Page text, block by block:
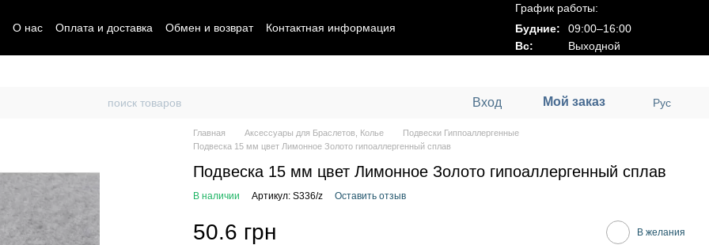
О нас Оплата и доставка Обмен и возврат Контактная информация
График работы:
Будние:
09:00–16:00
Вс:
Выходной
Вход Мой заказ Рус
Главная Аксессуары для Браслетов, Колье
Подвески Гиппоаллергенные
Подвеска 15 мм цвет Лимонное Золото гипоаллергенный сплав
Подвеска 15 мм цвет Лимонное Золото гипоаллергенный сплав
В наличии Артикул: S336/z Оставить отзыв
50.6 грн В желания